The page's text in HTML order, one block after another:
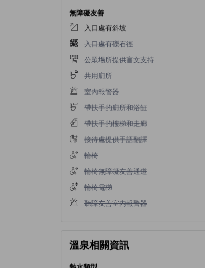
無障礙友善
入口處有斜坡
入口處有礫石徑不適用
入口處有礫石徑
公眾場所提供盲文支持不適用
公眾場所提供盲文支持
共用廁所不適用
共用廁所
室內報警器不適用
室內報警器
帶扶手的廁所和浴缸不適用
帶扶手的廁所和浴缸
帶扶手的樓梯和走廊不適用
帶扶手的樓梯和走廊
接待處提供手語翻譯不適用
接待處提供手語翻譯
輪椅不適用
輪椅
輪椅無障礙友善通道不適用
輪椅無障礙友善通道
輪椅電梯不適用
輪椅電梯
聽障友善室內報警器不適用
聽障友善室內報警器
溫泉相關資訊